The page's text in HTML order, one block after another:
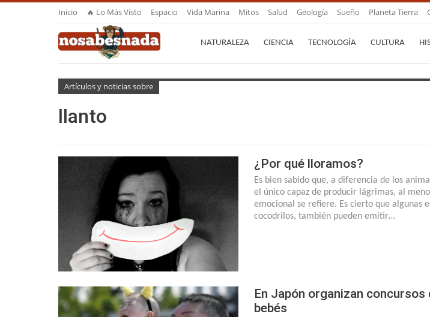
Inicio 🔥 Lo Más Visto Espacio Vida Marina Mitos Salud Geología Sueño Planeta Tierra
NATURALEZA CIENCIA TECNOLOGÍA CULTURA
Artículos y noticias sobre
llanto
¿Por qué lloramos?
Es bien sabido que, a diferencia de los
el único capaz de producir lágrimas, al
emocional se refiere. Es cierto que algunas
cocodrilos, también pueden emitir…
En Japón organizan concursos
bebés